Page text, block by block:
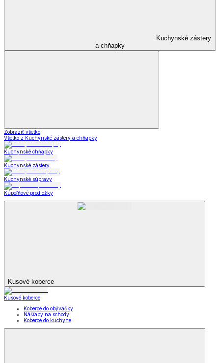
Kuchynské zástery
a chňapky
Zobraziť všetko
Všetko z Kuchynské zástery a chňapky
Kuchynské chňapky
Kuchynské zástery
Kuchynské súpravy
Kúpeľňové predložky
Kusové koberce
Kusové koberce
Koberce do obývačky
Nášľapy na schody
Koberce do kuchyne